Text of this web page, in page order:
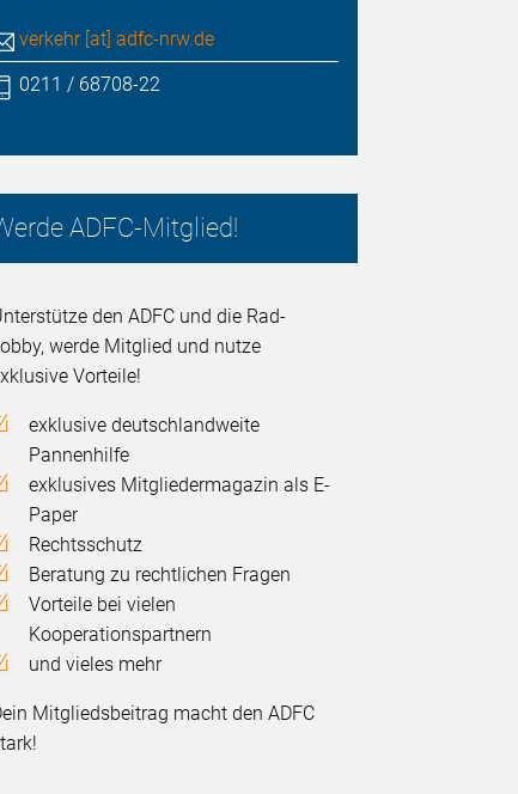
verkehr [at] adfc-nrw.de
0211 / 68708-22
ADFC-Mitglied!
den ADFC und die Rad-
werde Mitglied und nutze
Vorteile!
exklusive deutschlandweite
Pannenhilfe
exklusives Mitgliedermagazin als E-
Paper
Rechtsschutz
Beratung zu rechtlichen Fragen
Vorteile bei vielen
Kooperationspartnern
und vieles mehr
Mitgliedsbeitrag macht den ADFC